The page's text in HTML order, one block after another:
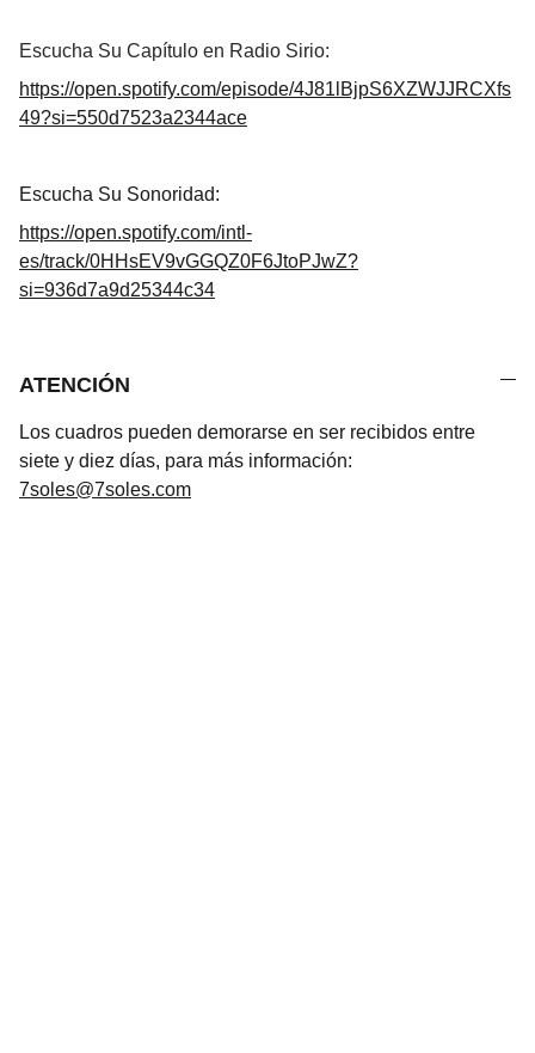
Escucha Su Capítulo en Radio Sirio:
https://open.spotify.com/episode/4J81lBjpS6XZWJJRCXfs
49?si=550d7523a2344ace
Escucha Su Sonoridad:
https://open.spotify.com/intl-
es/track/0HHsEV9vGGQZ0F6JtoPJwZ?
si=936d7a9d25344c34
ATENCIÓN
Los cuadros pueden demorarse en ser recibidos entre
siete y diez días, para más información:
7soles@7soles.com